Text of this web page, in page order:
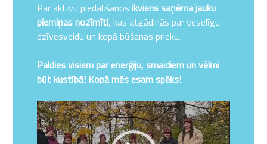
Par aktīvu piedalīšanosikviens saņēma jauku
piemiņas nozīmīti, kas atgādinās par veselīgu
dzīvesveidu un kopā būšanas prieku.
Paldies visiem par enerģiju, smaidiem un vēlmi
būt kustībā! Kopā mēs esam spēks!
Video
atskaņotājs